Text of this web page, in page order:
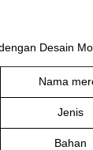
Desain
Nama
Jenis
Bahan